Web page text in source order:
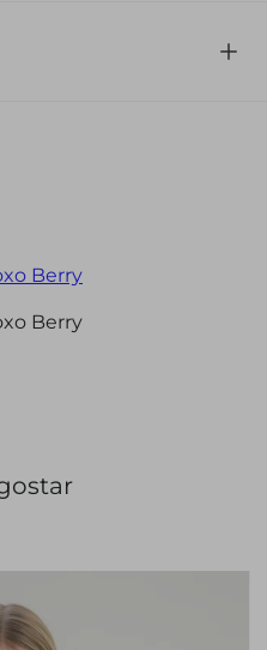
possui caimento
adicionando movimento e
Ideal para composições
atitude.
Berry